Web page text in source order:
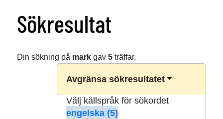
Sökresultat
Din sökning på markgav 5träffar.
Avgränsa sökresultatet
Välj källspråk för sökordet
engelska (5)